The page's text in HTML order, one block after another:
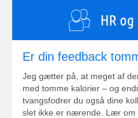
HR
Er din feedback
Jeg gætter på, at meget af
med tomme kalorier – og
tvangsfodrer du også dine
slet ikke er nærende. Lær om